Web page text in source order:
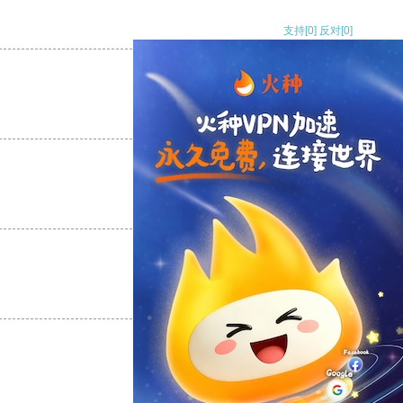
支持[0] 反对[0]
支持[0] 反对
支持
反对 [0]
支持[0] 反对[0]